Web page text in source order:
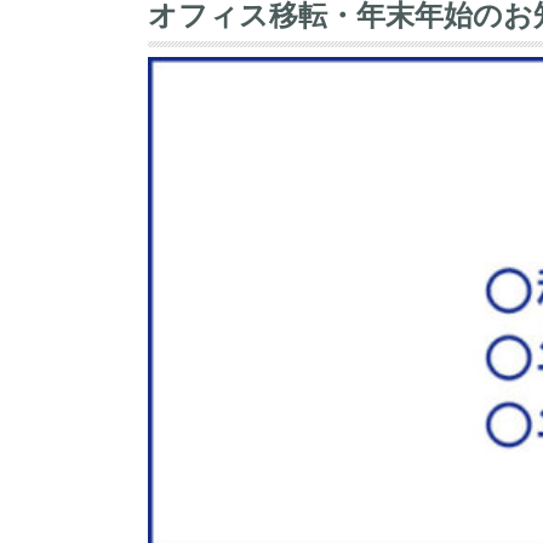
オフィス移転・年末年始のお